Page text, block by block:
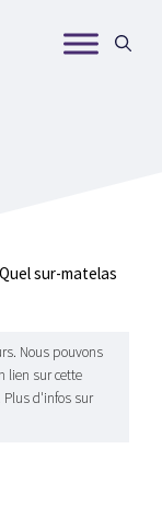
Quel sur-matelas
Nous pouvons
lien sur cette
d'infos sur